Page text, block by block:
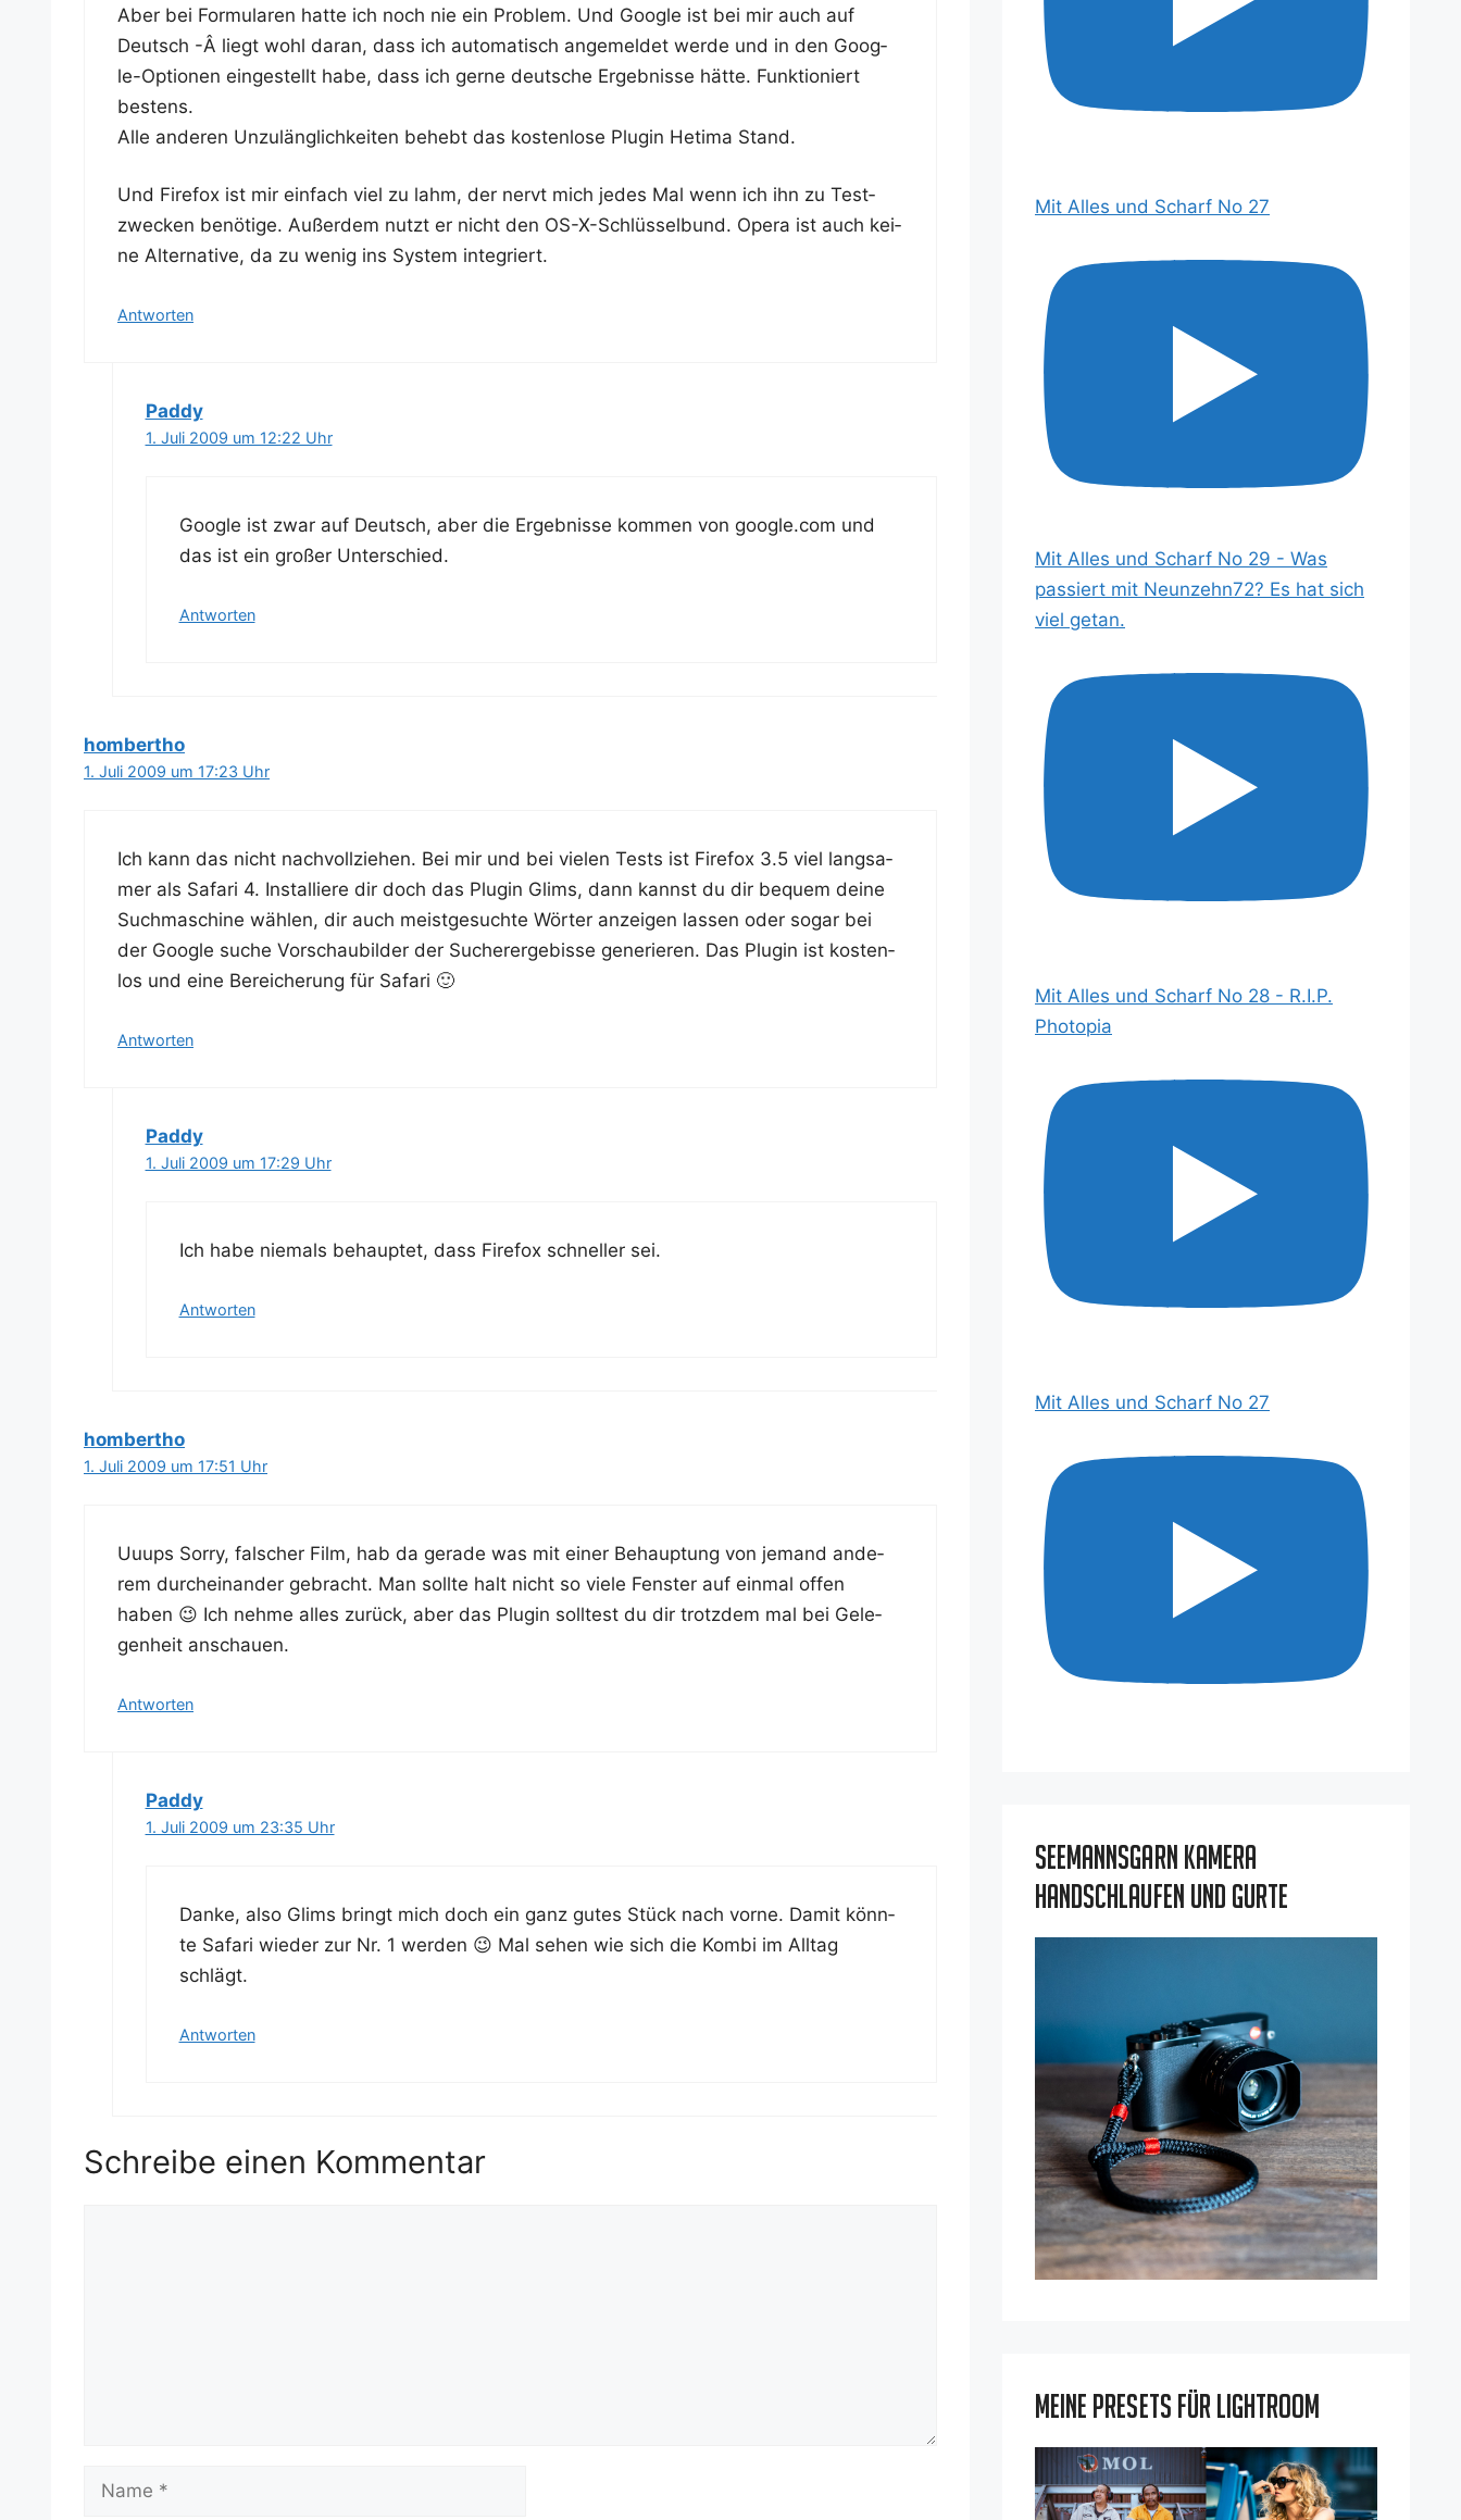
Aber bei For­mu­la­ren hat­te ich noch nie ein Pro­blem. Und Goog­le ist bei mir auch auf
Deutsch -Â liegt wohl dar­an, dass ich auto­ma­tisch ange­mel­det wer­de und in den Goog­
le-Optio­nen ein­ge­stellt habe, dass ich ger­ne deut­sche Ergeb­nis­se hät­te. Funk­tio­niert
bestens.
Alle ande­ren Unzu­läng­lich­kei­ten behebt das kos­ten­lo­se Plug­in Hetima Stand.
Und Fire­fox ist mir ein­fach viel zu lahm, der nervt mich jedes Mal wenn ich ihn zu Test­
zwe­cken benö­ti­ge. Außer­dem nutzt er nicht den OS-X-Schlüs­sel­bund. Ope­ra ist auch kei­
ne Alter­na­ti­ve, da zu wenig ins Sys­tem integriert.
Antworten
Paddy
1. Juli 2009 um 12:22 Uhr
Goog­le ist zwar auf Deutsch, aber die Ergeb­nis­se kom­men von google.com und
das ist ein gro­ßer Unterschied.
Antworten
hombertho
1. Juli 2009 um 17:23 Uhr
Ich kann das nicht nach­voll­zie­hen. Bei mir und bei vie­len Tests ist Fire­fox 3.5 viel lang­sa­
mer als Safa­ri 4. Instal­lie­re dir doch das Plug­in Glims, dann kannst du dir bequem dei­ne
Such­ma­schi­ne wäh­len, dir auch meist­ge­such­te Wör­ter anzei­gen las­sen oder sogar bei
der Goog­le suche Vor­schau­bil­der der Suche­rer­ge­bis­se gene­rie­ren. Das Plug­in ist kos­ten­
los und eine Berei­che­rung für Safari 🙂
Antworten
Paddy
1. Juli 2009 um 17:29 Uhr
Ich habe nie­mals behaup­tet, dass Fire­fox schnel­ler sei.
Antworten
hombertho
1. Juli 2009 um 17:51 Uhr
Uuups Sor­ry, fal­scher Film, hab da gera­de was mit einer Behaup­tung von jemand ande­
rem durch­ein­an­der gebracht. Man soll­te halt nicht so vie­le Fens­ter auf ein­mal offen
haben 😉 Ich neh­me alles zurück, aber das Plug­in soll­test du dir trotz­dem mal bei Gele­
gen­heit anschauen.
Antworten
Paddy
1. Juli 2009 um 23:35 Uhr
Dan­ke, also Glims bringt mich doch ein ganz gutes Stück nach vor­ne. Damit könn­
te Safa­ri wie­der zur Nr. 1 wer­den 😉 Mal sehen wie sich die Kom­bi im All­tag
schlägt.
Antworten
Schreibe einen Kommentar
Name
Mit Alles und Scharf No 27
Mit Alles und Scharf No 29 - Was
passiert mit Neunzehn72? Es hat sich
viel getan.
Mit Alles und Scharf No 28 - R.I.P.
Photopia
Mit Alles und Scharf No 27
Seemannsgarn Kamera
Handschlaufen und Gurte
Meine Presets für Lightroom